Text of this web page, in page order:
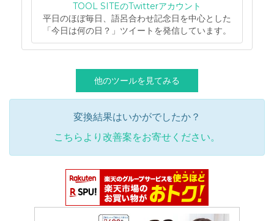
TOOL SITEのTwitterアカウント
平日のほぼ毎日、語呂合わせ記念日を中心とした
「今日は何の日？」ツイートを発信しています。
他のツールを見てみる
変換結果はいかがでしたか？
こちらより改善案をお寄せください。